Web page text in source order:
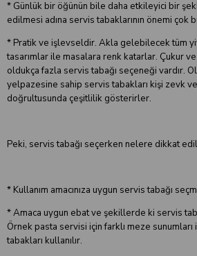
* Günlük bir öğünün bile daha etkileyici bir
edilmesi adına servis tabaklarının önemi çok
* Pratik ve işlevseldir. Akla gelebilecek tüm
tasarımlar ile masalara renk katarlar. Çukur
oldukça fazla servis tabağı seçeneği vardır.
yelpazesine sahip servis tabakları kişi zevk
doğrultusunda çeşitlilik gösterirler.
Peki, servis tabağı seçerken nelere dikkat
* Kullanım amacınıza uygun servis tabağı
* Amaca uygun ebat ve şekillerde ki servis
Örnek pasta servisi için farklı meze
tabakları kullanılır.